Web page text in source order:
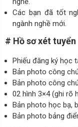
Các bạn đã tốt
ngành nghề mới.
# Hồ sơ xét tuyển
Phiếu đăng ký học
Bản photo công
Bản photo công
02 hình 3×4 (ghi rõ
Bản photo học bạ,
Bản photo bảng